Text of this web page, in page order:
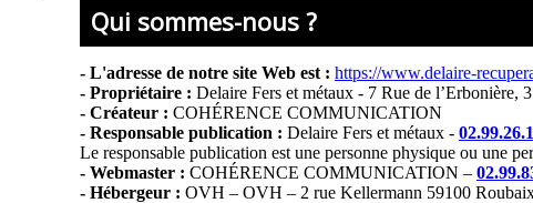
Qui sommes-nous ?
- L'adresse de notre site Web est : https://www.delaire-
- Propriétaire : Delaire Fers et métaux - 7 Rue de l’Erbonière,
- Créateur : COHÉRENCE COMMUNICATION
- Responsable publication : Delaire Fers et métaux -
Le responsable publication est une personne physique ou une
- Webmaster : COHÉRENCE COMMUNICATION –
- Hébergeur : OVH – OVH – 2 rue Kellermann 59100